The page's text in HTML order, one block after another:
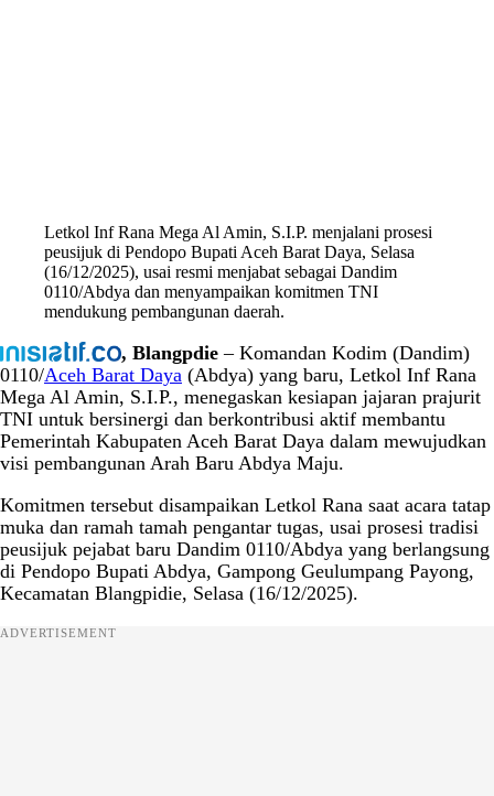
Letkol Inf Rana Mega Al Amin, S.I.P. menjalani prosesi
peusijuk di Pendopo Bupati Aceh Barat Daya, Selasa
(16/12/2025), usai resmi menjabat sebagai Dandim
0110/Abdya dan menyampaikan komitmen TNI
mendukung pembangunan daerah.
, Blangpdie– Komandan Kodim (Dandim)
0110/Aceh Barat Daya (Abdya) yang baru, Letkol Inf Rana
Mega Al Amin, S.I.P., menegaskan kesiapan jajaran prajurit
TNI untuk bersinergi dan berkontribusi aktif membantu
Pemerintah Kabupaten Aceh Barat Daya dalam mewujudkan
visi pembangunan Arah Baru Abdya Maju.
Komitmen tersebut disampaikan Letkol Rana saat acara tatap
muka dan ramah tamah pengantar tugas, usai prosesi tradisi
peusijuk pejabat baru Dandim 0110/Abdya yang berlangsung
di Pendopo Bupati Abdya, Gampong Geulumpang Payong,
Kecamatan Blangpidie, Selasa (16/12/2025).
ADVERTISEMENT